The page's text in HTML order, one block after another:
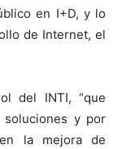
en I+D, y lo
de Internet, el
del INTI, “que
soluciones y por
la mejora de